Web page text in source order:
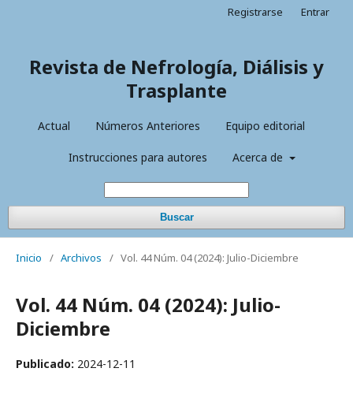
Revista de Nefrología, Diálisis y
Trasplante
Actual Números Anteriores Equipo editorial
Instrucciones para autores Acerca de
Buscar
Registrarse Entrar
Inicio / Archivos / Vol. 44 Núm. 04 (2024): Julio-Diciembre
Vol. 44 Núm. 04 (2024): Julio-
Diciembre
Publicado: 2024-12-11